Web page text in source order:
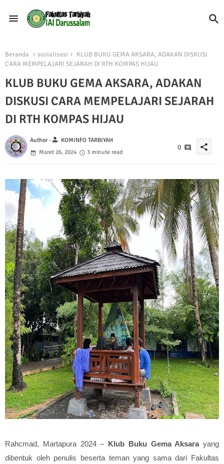
Beranda sosialisasi
KLUB BUKU GEMA AKSARA, ADAKAN DISKUSI
CARA MEMPELAJARI SEJARAH DI RTH KOMPAS HIJAU
KLUB BUKU GEMA AKSARA, ADAKAN
DISKUSI CARA MEMPELAJARI SEJARAH
DI RTH KOMPAS HIJAU
Author -person KOMINFO TARBIYAH
Maret 26, 2024
3 minute read
0 share
Rahcmad, Martapura 2024 – Klub Buku Gema Aksarayang
dibentuk oleh penulis beserta teman yang sama dari Fakultas